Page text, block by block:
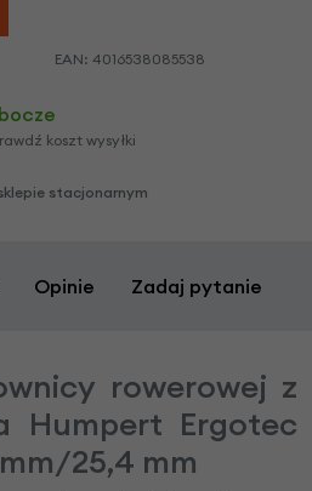
EAN: 4016538085538
koszt wysyłki
stacjonarnym
Opinie Zadaj pytanie
rowerowej z
Humpert Ergotec
25,4 mm